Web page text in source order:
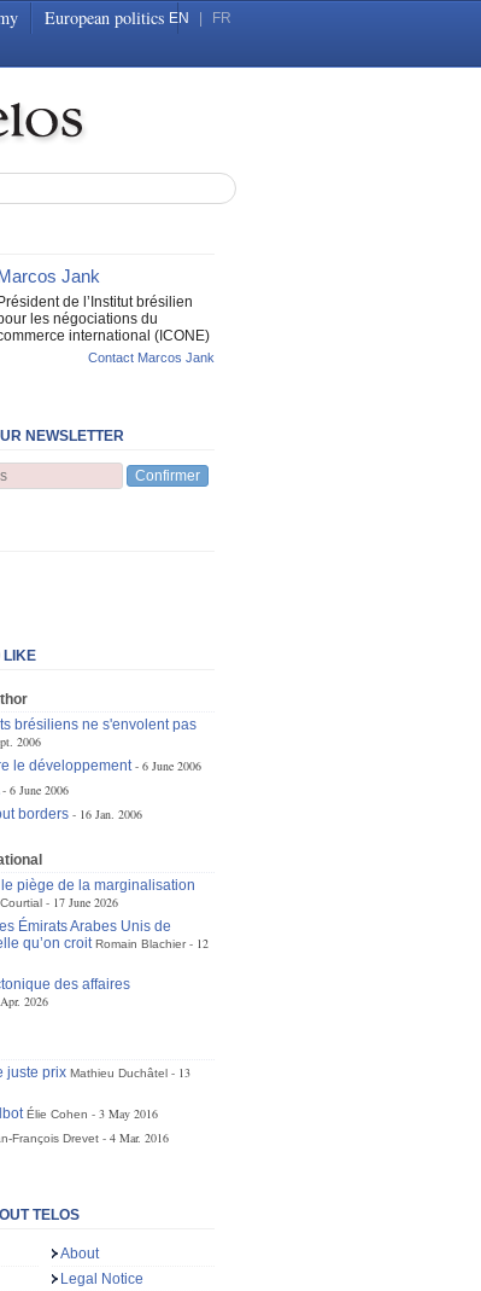
European politics EN FR
Marcos Jank
Président de l’Institut brésilien
les négociations du
international (ICONE)
Contact Marcos Jank
NEWSLETTER
Confirmer
LIKE
brésiliens ne s'envolent pas
2006
le développement
6 June 2006
6 June 2006
borders
16 Jan. 2006
piège de la marginalisation
17 June 2026
Émirats Arabes Unis de
qu’on croit Romain Blachier
12
des affaires
2026
juste prix Mathieu Duchâtel
13
Élie Cohen
3 May 2016
François Drevet 4 Mar. 2016
TELOS
About
Legal Notice